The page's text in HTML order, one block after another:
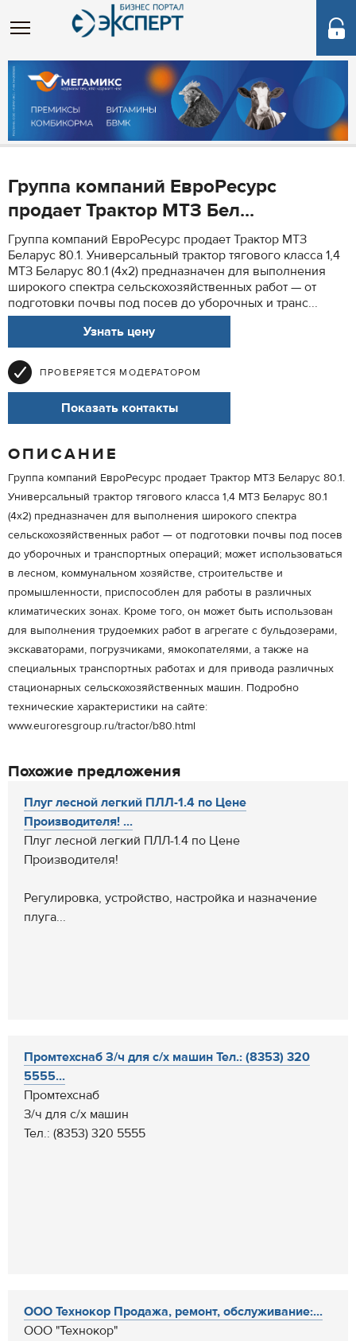
Группа компаний ЕвроРесурс
продает Трактор МТЗ Бел...
Группа компаний ЕвроРесурс продает Трактор МТЗ
Беларус 80.1. Универсальный трактор тягового класса 1,4
МТЗ Беларус 80.1 (4х2) предназначен для выполнения
широкого спектра сельскохозяйственных работ — от
подготовки почвы под посев до уборочных и транс...
Узнать цену
ПРОВЕРЯЕТСЯ МОДЕРАТОРОМ
Показать контакты
ОПИСАНИЕ
Группа компаний ЕвроРесурс продает Трактор МТЗ Беларус 80.1.
Универсальный трактор тягового класса 1,4 МТЗ Беларус 80.1
(4х2) предназначен для выполнения широкого спектра
сельскохозяйственных работ — от подготовки почвы под посев
до уборочных и транспортных операций; может использоваться
в лесном, коммунальном хозяйстве, строительстве и
промышленности, приспособлен для работы в различных
климатических зонах. Кроме того, он может быть использован
для выполнения трудоемких работ в агрегате с бульдозерами,
экскаваторами, погрузчиками, ямокопателями, а также на
специальных транспортных работах и для привода различных
стационарных сельскохозяйственных машин. Подробно
технические характеристики на сайте:
www.euroresgroup.ru/tractor/b80.html
Похожие предложения
Плуг лесной легкий ПЛЛ-1.4 по Цене
Производителя! ...
Плуг лесной легкий ПЛЛ-1.4 по Цене
Производителя!
Регулировка, устройство, настройка и назначение
плуга...
Промтехснаб З/ч для с/х машин Тел.: (8353) 320
5555...
Промтехснаб
З/ч для с/х машин
Тел.: (8353) 320 5555
ООО Технокор Продажа, ремонт, обслуживание:...
ООО "Технокор"